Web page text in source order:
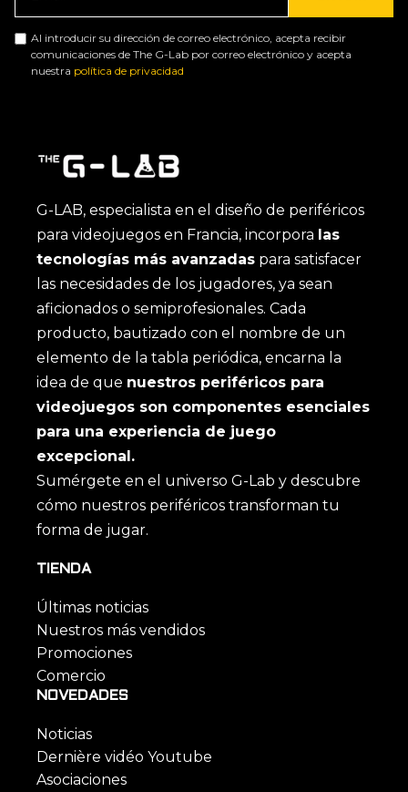
Al introducir su dirección de correo electrónico, acepta recibir
comunicaciones de The G-Lab por correo electrónico y acepta
nuestra política de privacidad
G-LAB, especialista en el diseño de periféricos
para videojuegos en Francia, incorpora las
tecnologías más avanzadas para satisfacer
las necesidades de los jugadores, ya sean
aficionados o semiprofesionales. Cada
producto, bautizado con el nombre de un
elemento de la tabla periódica, encarna la
idea de que nuestros periféricos para
videojuegos son componentes esenciales
para una experiencia de juego
excepcional.
Sumérgete en el universo G-Lab y descubre
cómo nuestros periféricos transforman tu
forma de jugar.
TIENDA
Últimas noticias
Nuestros más vendidos
Promociones
Comercio
NOVEDADES
Noticias
Dernière vidéo Youtube
Asociaciones